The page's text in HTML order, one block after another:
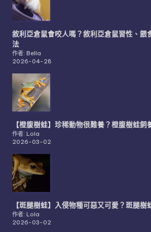
敘利亞倉鼠會咬人嗎？敘利亞倉鼠習性、餵
法
作者: Bella
2026-04-28
【橙腹樹蛙】珍稀動物很難養？橙腹樹蛙
作者: Lola
2026-03-02
【斑腿樹蛙】入侵物種可惡又可愛？斑腿樹
作者: Lola
2026-03-02